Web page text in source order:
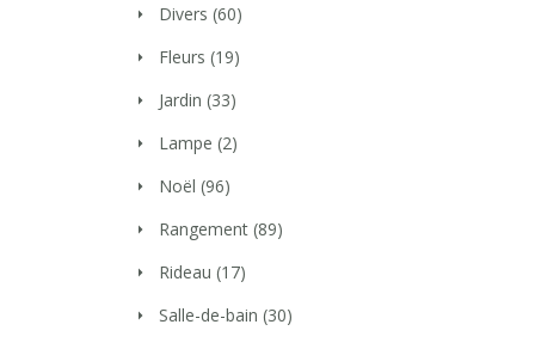
Divers (60)
Fleurs (19)
Jardin (33)
Lampe (2)
Noël (96)
Rangement (89)
Rideau (17)
Salle-de-bain (30)